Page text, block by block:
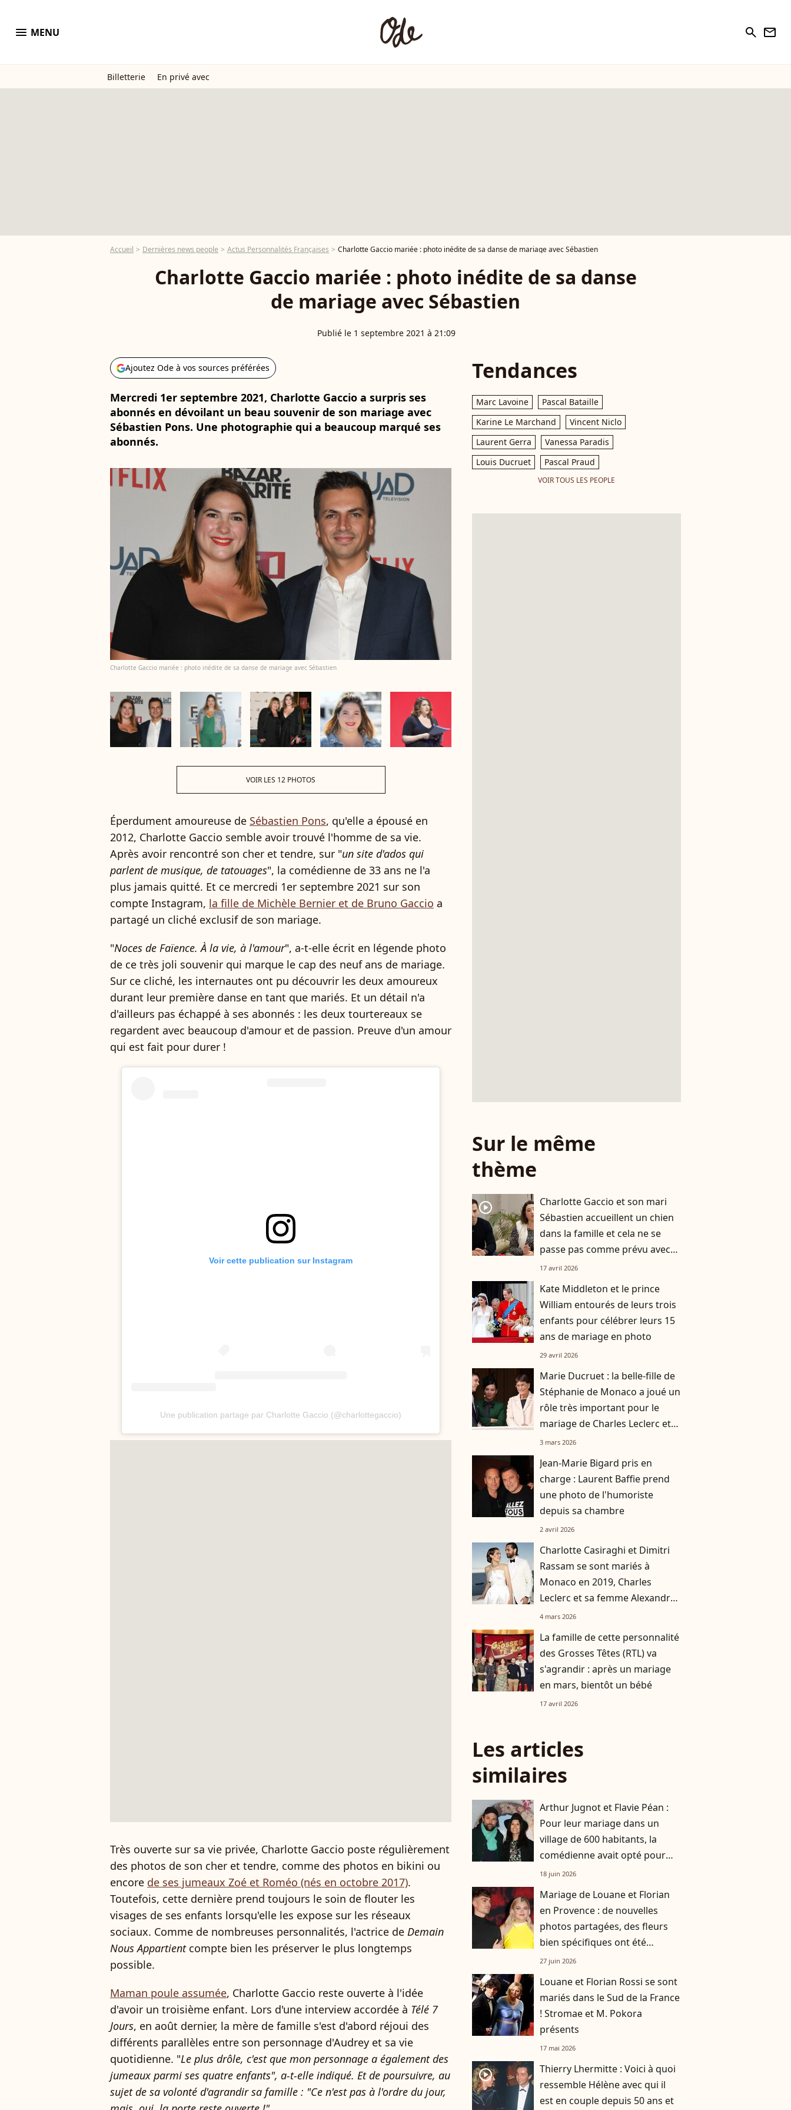
menu MENU search newsletter
Billetterie En privé avec
Accueil Dernières news people Actus Personnalités Françaises Charlotte Gaccio mariée : photo inédite de sa danse de mariage avec Sébastien
Charlotte Gaccio mariée : photo inédite de sa danse
de mariage avec Sébastien
Publié le 1 septembre 2021 à 21:09
Ajoutez Ode à vos sources préférées
Mercredi 1er septembre 2021, Charlotte Gaccio a surpris ses
abonnés en dévoilant un beau souvenir de son mariage avec
Sébastien Pons. Une photographie qui a beaucoup marqué ses
abonnés.
Charlotte Gaccio mariée : photo inédite de sa danse de mariage avec Sébastien
VOIR LES 12 PHOTOS
Éperdument amoureuse de Sébastien Pons, qu'elle a épousé en
2012, Charlotte Gaccio semble avoir trouvé l'homme de sa vie.
Après avoir rencontré son cher et tendre, sur "un site d'ados qui
parlent de musique, de tatouages", la comédienne de 33 ans ne l'a
plus jamais quitté. Et ce mercredi 1er septembre 2021 sur son
compte Instagram, la fille de Michèle Bernier et de Bruno Gaccio a
partagé un cliché exclusif de son mariage.
"Noces de Faïence. À la vie, à l'amour", a-t-elle écrit en légende photo
de ce très joli souvenir qui marque le cap des neuf ans de mariage.
Sur ce cliché, les internautes ont pu découvrir les deux amoureux
durant leur première danse en tant que mariés. Et un détail n'a
d'ailleurs pas échappé à ses abonnés : les deux tourtereaux se
regardent avec beaucoup d'amour et de passion. Preuve d'un amour
qui est fait pour durer !
Voir cette publication sur Instagram
Une publication partage par Charlotte Gaccio (@charlottegaccio)
Très ouverte sur sa vie privée, Charlotte Gaccio poste régulièrement
des photos de son cher et tendre, comme des photos en bikini ou
encore de ses jumeaux Zoé et Roméo (nés en octobre 2017).
Toutefois, cette dernière prend toujours le soin de flouter les
visages de ses enfants lorsqu'elle les expose sur les réseaux
sociaux. Comme de nombreuses personnalités, l'actrice de Demain
Nous Appartientcompte bien les préserver le plus longtemps
possible.
Maman poule assumée, Charlotte Gaccio reste ouverte à l'idée
d'avoir un troisième enfant. Lors d'une interview accordée à Télé 7
Jours, en août dernier, la mère de famille s'est d'abord réjoui des
différents parallèles entre son personnage d'Audrey et sa vie
quotidienne. "Le plus drôle, c'est que mon personnage a également des
jumeaux parmi ses quatre enfants", a-t-elle indiqué. Et de poursuivre, au
sujet de sa volonté d'agrandir sa famille : "Ce n'est pas à l'ordre du jour,
Tendances
Marc Lavoine
Pascal Bataille
Karine Le Marchand
Vincent Niclo
Laurent Gerra
Vanessa Paradis
Louis Ducruet
Pascal Praud
VOIR TOUS LES PEOPLE
Sur le même
thème
player2
Charlotte Gaccio et son mari
Sébastien accueillent un chien
dans la famille et cela ne se
passe pas comme prévu avec
leurs jumeaux de 8 ans
17 avril 2026
Kate Middleton et le prince
William entourés de leurs trois
enfants pour célébrer leurs 15
ans de mariage en photo
29 avril 2026
Marie Ducruet : la belle-fille de
Stéphanie de Monaco a joué un
rôle très important pour le
mariage de Charles Leclerc et
Alexandra Saint Mleux
3 mars 2026
Jean-Marie Bigard pris en
charge : Laurent Baffie prend
une photo de l'humoriste
depuis sa chambre
2 avril 2026
Charlotte Casiraghi et Dimitri
Rassam se sont mariés à
Monaco en 2019, Charles
Leclerc et sa femme Alexandra
ont choisi le même lieu
4 mars 2026
La famille de cette personnalité
des Grosses Têtes (RTL) va
s'agrandir : après un mariage
en mars, bientôt un bébé
17 avril 2026
Les articles
similaires
Arthur Jugnot et Flavie Péan :
Pour leur mariage dans un
village de 600 habitants, la
comédienne avait opté pour
une robe originale d'une
18 juin 2026
Mariage de Louane et Florian
en Provence : de nouvelles
photos partagées, des fleurs
bien spécifiques ont été
choisies par la chanteuse
27 juin 2026
Louane et Florian Rossi se sont
mariés dans le Sud de la France
! Stromae et M. Pokora
présents
17 mai 2026
player2
Thierry Lhermitte : Voici à quoi
ressemble Hélène avec qui il
est en couple depuis 50 ans et